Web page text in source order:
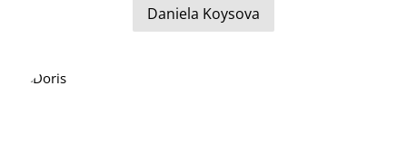
Daniela Koysova